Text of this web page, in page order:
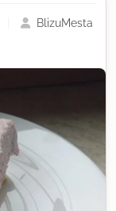
BlizuMesta